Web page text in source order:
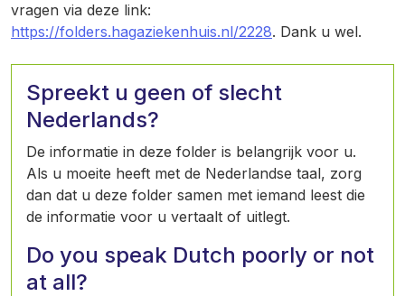
vragen via deze link:
https://folders.hagaziekenhuis.nl/2228. Dank u wel.
Spreekt u geen of slecht
Nederlands?
De informatie in deze folder is belangrijk voor u.
Als u moeite heeft met de Nederlandse taal, zorg
dan dat u deze folder samen met iemand leest die
de informatie voor u vertaalt of uitlegt.
Do you speak Dutch poorly or not
at all?